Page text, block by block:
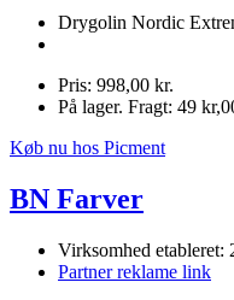
Drygolin Nordic
Pris: 998,00 kr.
På lager. Fragt: 49
Køb nu hos Picment
BN Farver
Virksomhed etableret:
Partner reklame link